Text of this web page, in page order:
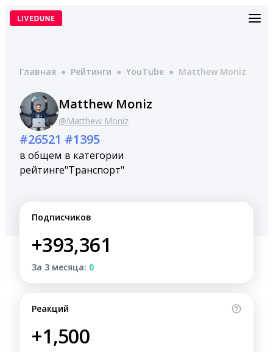
Перейти
Главная ● Рейтинги ● YouTube ● Matthew Moniz
Matthew Moniz
@Matthew Moniz
#26521
в общем
рейтинге
#1395
в категории
"Транспорт"
Подписчиков
+393,361
За 3 месяца: 0
Реакций
+1,500